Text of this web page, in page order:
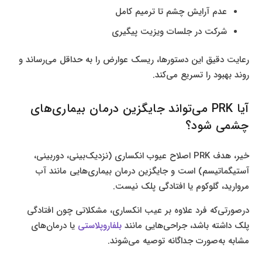
عدم آرایش چشم تا ترمیم کامل
شرکت در جلسات ویزیت پیگیری
رعایت دقیق این دستورها، ریسک عوارض را به حداقل می‌رساند و
روند بهبود را تسریع می‌کند.
آیا PRK می‌تواند جایگزین درمان بیماری‌های
چشمی شود؟
خیر، هدف PRK اصلاح عیوب انکساری (نزدیک‌بینی، دوربینی،
آستیگماتیسم) است و جایگزین درمان بیماری‌هایی مانند آب
مروارید، گلوکوم یا افتادگی پلک نیست.
درصورتی‌که فرد علاوه بر عیب انکساری، مشکلاتی چون افتادگی
پلک داشته باشد، جراحی‌هایی مانندبلفاروپلاستی یا درمان‌های
مشابه به‌صورت جداگانه توصیه می‌شوند.